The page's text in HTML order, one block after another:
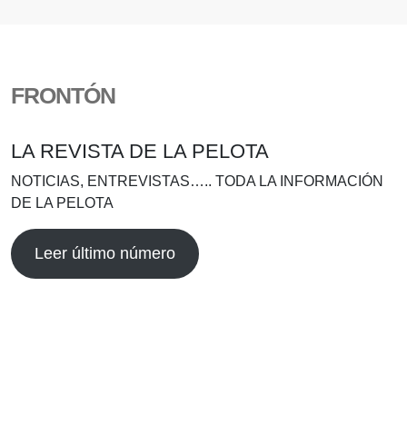
FRONTÓN
LA REVISTA DE LA PELOTA
NOTICIAS, ENTREVISTAS….. TODA LA INFORMACIÓN
DE LA PELOTA
Leer último número